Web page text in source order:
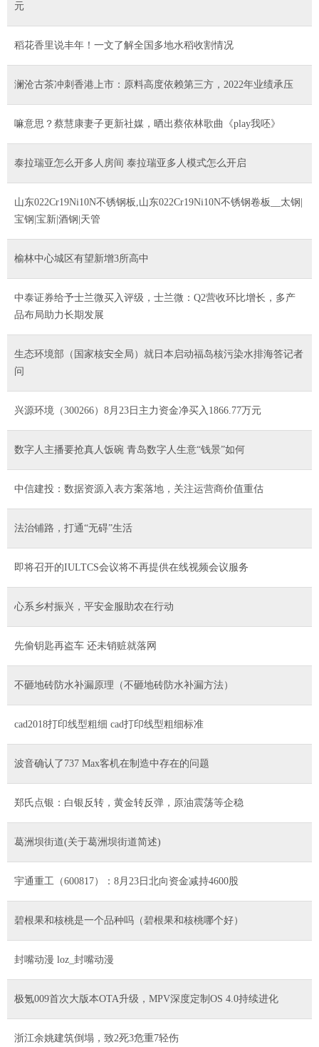
元
稻花香里说丰年！一文了解全国多地水稻收割情况
澜沧古茶冲刺香港上市：原料高度依赖第三方，2022年业绩承压
嘛意思？蔡慧康妻子更新社媒，晒出蔡依林歌曲《play我呸》
泰拉瑞亚怎么开多人房间 泰拉瑞亚多人模式怎么开启
山东022Cr19Ni10N不锈钢板,山东022Cr19Ni10N不锈钢卷板__太钢|
宝钢|宝新|酒钢|天管
榆林中心城区有望新增3所高中
中泰证券给予士兰微买入评级，士兰微：Q2营收环比增长，多产
品布局助力长期发展
生态环境部（国家核安全局）就日本启动福岛核污染水排海答记者
问
兴源环境（300266）8月23日主力资金净买入1866.77万元
数字人主播要抢真人饭碗 青岛数字人生意“钱景”如何
中信建投：数据资源入表方案落地，关注运营商价值重估
法治铺路，打通“无碍”生活
即将召开的IULTCS会议将不再提供在线视频会议服务
心系乡村振兴，平安金服助农在行动
先偷钥匙再盗车 还未销赃就落网
不砸地砖防水补漏原理（不砸地砖防水补漏方法）
cad2018打印线型粗细 cad打印线型粗细标准
波音确认了737 Max客机在制造中存在的问题
郑氏点银：白银反转，黄金转反弹，原油震荡等企稳
葛洲坝街道(关于葛洲坝街道简述)
宇通重工（600817）：8月23日北向资金减持4600股
碧根果和核桃是一个品种吗（碧根果和核桃哪个好）
封嘴动漫 loz_封嘴动漫
极氪009首次大版本OTA升级，MPV深度定制OS 4.0持续进化
浙江余姚建筑倒塌，致2死3危重7轻伤